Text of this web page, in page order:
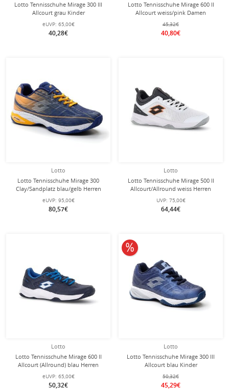
Lotto Tennisschuhe Mirage 300 III
Allcourt grau Kinder
eUVP: 65,00€
40,28€
Lotto Tennisschuhe Mirage 600 II
Allcourt weiss/pink Damen
45,32€
40,80€
Lotto
Lotto Tennisschuhe Mirage 300
Clay/Sandplatz blau/gelb Herren
eUVP: 95,00€
80,57€
Lotto
Lotto Tennisschuhe Mirage 500 II
Allcourt/Allround weiss Herren
UVP: 75,00€
64,44€
Lotto
Lotto Tennisschuhe Mirage 600 II
Allcourt (Allround) blau Herren
eUVP: 65,00€
50,32€
Lotto
Lotto Tennisschuhe Mirage 300 III
Allcourt blau Kinder
50,32€
45,29€
10% reduziert